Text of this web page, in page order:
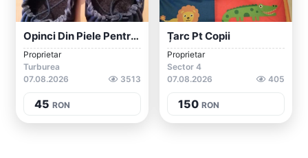
Opinci Din Piele Pentru Copii
Proprietar
Turburea
07.08.2026
3513
45 RON
Țarc Pt Copii
Proprietar
Sector 4
07.08.2026
405
150 RON